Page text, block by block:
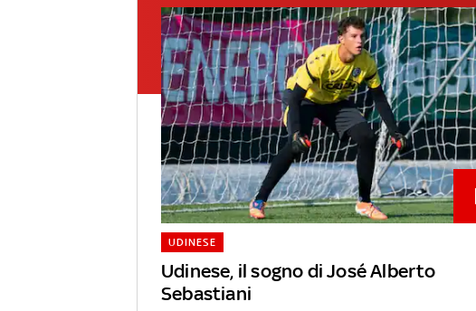
Udinese, il sogno di José Alberto
Sebastiani
UDINESE